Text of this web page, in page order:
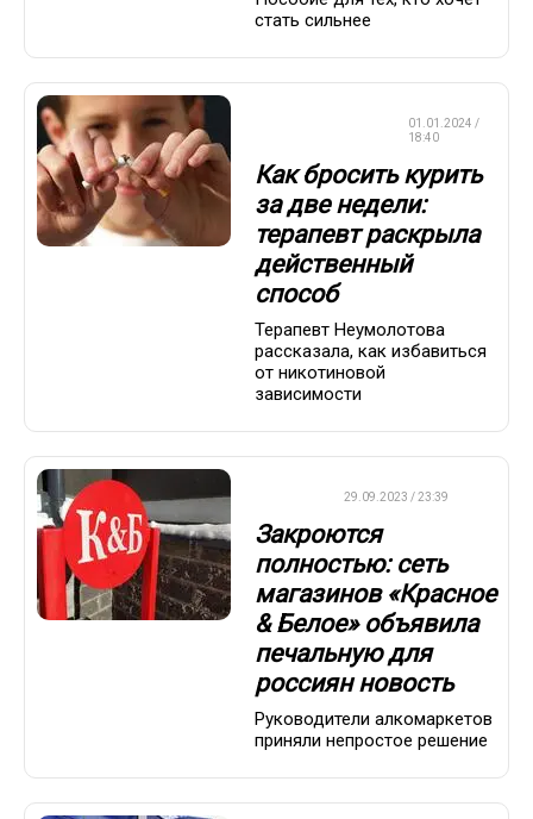
стать сильнее
01.01.2024 /
18:40
Как бросить курить
за две недели:
терапевт раскрыла
действенный
способ
Терапевт Неумолотова
рассказала, как избавиться
от никотиновой
зависимости
29.09.2023 / 23:39
Закроются
полностью: сеть
магазинов «Красное
& Белое» объявила
печальную для
россиян новость
Руководители алкомаркетов
приняли непростое решение